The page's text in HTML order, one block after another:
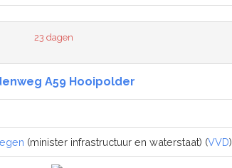
23 dagen
A59 Hooipolder
(minister infrastructuur en waterstaat) (VVD)